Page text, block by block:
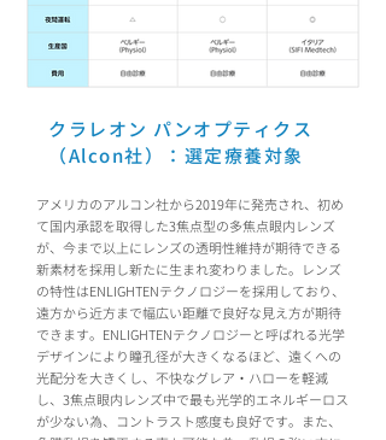
クラレオン パンオプティクス
（Alcon社）：選定療養対象
アメリカのアルコン社から2019年に発売され、初め
て国内承認を取得した3焦点型の多焦点眼内レンズ
が、今まで以上にレンズの透明性維持が期待できる
新素材を採用し新たに生まれ変わりました。レンズ
の特性はENLIGHTENテクノロジーを採用しており、
遠方から近方まで幅広い距離で良好な見え方が期待
できます。ENLIGHTENテクノロジーと呼ばれる光学
デザインにより瞳孔径が大きくなるほど、遠くへの
光配分を大きくし、不快なグレア・ハローを軽減
し、3焦点眼内レンズ中で最も光学的エネルギーロス
が少ない為、コントラスト感度も良好です。また、